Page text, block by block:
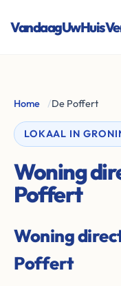
Home /De Poffert
LOKAAL IN
Woning
Poffert
Woning
Poffert